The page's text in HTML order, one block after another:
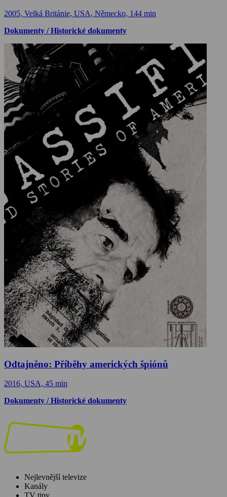
2005, Velká Británie, USA, Německo, 144 min
Dokumenty / Historické dokumenty
Odtajněno: Příběhy amerických špiónů
2016, USA, 45 min
Dokumenty / Historické dokumenty
Nejlevnější televize
Kanály